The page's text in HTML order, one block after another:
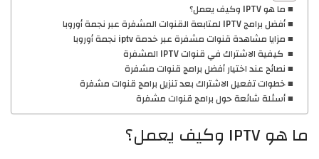
ما هو IPTV وكيف يعمل؟
أفضل برامج IPTV لمتابعة القنوات المشفرة عبر نجمة أوروبا
مزايا مشاهدة قنوات مشفرة عبر خدمة iptv نجمة أوروبا
كيفية الاشتراك في قنوات IPTV المشفرة
نصائح عند اختيار أفضل برامج قنوات مشفرة
خطوات تفعيل الاشتراك بعد تنزيل برامج قنوات مشفرة
أسئلة شائعة حول برامج قنوات مشفرة
ما هو IPTV وكيف يعمل؟